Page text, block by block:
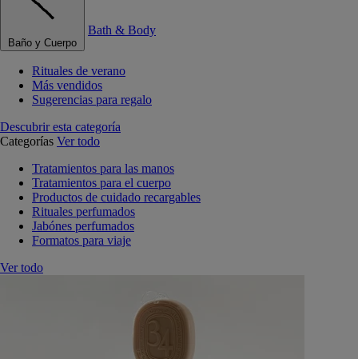
Baño y Cuerpo
Bath & Body
Rituales de verano
Más vendidos
Sugerencias para regalo
Descubrir esta categoría
Categorías Ver todo
Tratamientos para las manos
Tratamientos para el cuerpo
Productos de cuidado recargables
Rituales perfumados
Jabónes perfumados
Formatos para viaje
Ver todo